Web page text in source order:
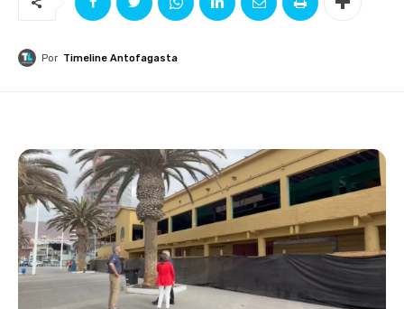
Por Timeline Antofagasta